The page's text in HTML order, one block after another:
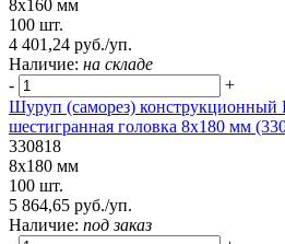
8х160 мм
100 шт.
4 401,24 руб./уп.
Наличие: на складе
-
+
Шуруп (саморез) конструкционный
шестигранная головка 8х180 мм
330818
8х180 мм
100 шт.
5 864,65 руб./уп.
Наличие: под заказ